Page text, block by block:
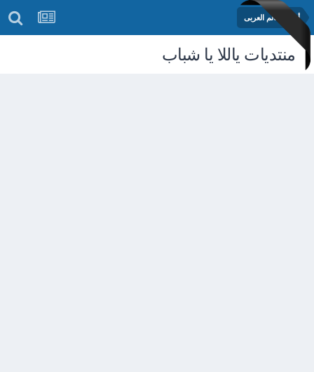
أخبار العالم العربى
منتديات ياللا يا شباب